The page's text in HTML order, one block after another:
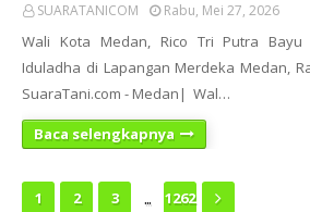
SUARATANICOM Rabu, Mei 27, 2026
Wali Kota Medan, Rico Tri Putra
Iduladha di Lapangan Merdeka Medan,
SuaraTani.com - Medan| Wal…
Baca selengkapnya
1 2 3 ... 1262